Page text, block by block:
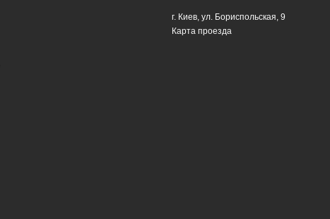
г. Киев, ул. Бориспольская, 9
Карта проезда